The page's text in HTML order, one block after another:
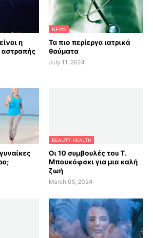
η
αστραπής
NEWS
Τα πιο περίεργα ιατρικά
θαύματα
July 11, 2024
BEAUTY HEALTH
Οι 10 συμβουλές του Τ.
Μπουκόφσκι για μια καλή
ζωή
March 05, 2024